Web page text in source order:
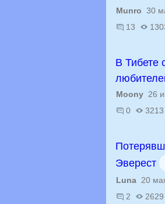
Munro 30
13
В Тибете
Moony 26
0
3213
Эверест
Luna 20
2
2629